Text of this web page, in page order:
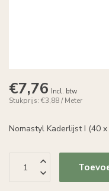
€7,76 Incl. btw
Stukprijs: €3,88 / Meter
Nomastyl Kaderlijst I (40